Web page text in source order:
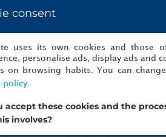
mais exclusivos e elegantes do
no último andar do hotel. De lá,
da icónica Gran Vía e do
exclusivo ou uma bebida ao pôr do
e localização privilegiada, o
consent
uses its own cookies and those
personalise ads, display ads and
on browsing habits. You can
policy.
accept these cookies and the
involves?